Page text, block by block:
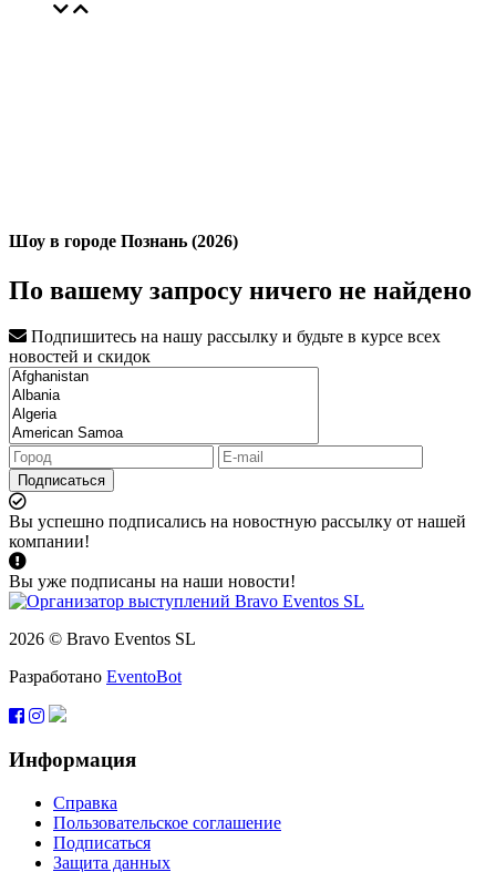
Шоу в городе Познань (2026)
По вашему запросу ничего не найдено
Подпишитесь на нашу рассылку и будьте в курсе всех
новостей и скидок
Подписаться
Вы успешно подписались на новостную рассылку от нашей
компании!
Вы уже подписаны на наши новости!
2026 © Bravo Eventos SL
Разработано EventoBot
Информация
Справка
Пользовательское соглашение
Подписаться
Защита данных